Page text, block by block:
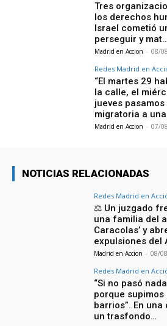
Tres
los derechos
Israel cometió
perseguir y
Madrid en Accion - 08/
Redes Madrid en
“El martes 29
la calle, el
jueves
migratoria a
Madrid en Accion - 07/
NOTICIAS RELACIONADAS
Redes Madrid en
⚖️ Un juzgado
una familia del
Caracolas’ y
expulsiones del
Madrid en Accion - 08/
Redes Madrid en
“Si no pasó
porque
barrios”. En
un trasfondo…